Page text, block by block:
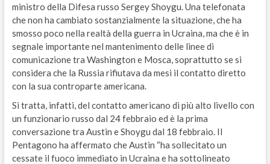
ministro della Difesa russo Sergey Shoygu. Una telefonata
che non ha cambiato sostanzialmente la situazione, che ha
smosso poco nella realtà della guerra in Ucraina, ma che è in
segnale importante nel mantenimento delle linee di
comunicazione tra Washington e Mosca, soprattutto se si
considera che la Russia rifiutava da mesi il contatto diretto
con la sua controparte americana.
Si tratta, infatti, del contatto americano di più alto livello con
un funzionario russo dal 24 febbraio ed è la prima
conversazione tra Austin e Shoygu dal 18 febbraio. Il
Pentagono ha affermato che Austin “ha sollecitato un
cessate il fuoco immediato in Ucraina e ha sottolineato